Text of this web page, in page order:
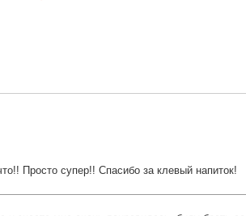
Просто супер!! Спасибо за клевый напиток!